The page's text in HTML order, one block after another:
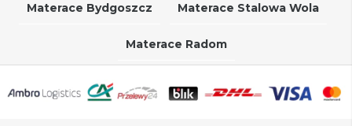
Materace Bydgoszcz Materace Stalowa Wola
Materace Radom